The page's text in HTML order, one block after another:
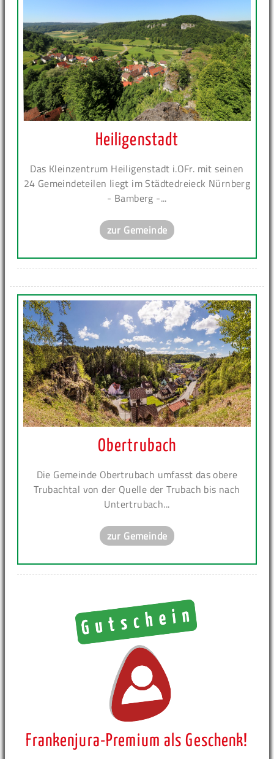
Heiligenstadt
Das Kleinzentrum Heiligenstadt i.OFr. mit seinen
24 Gemeindeteilen liegt im Städtedreieck Nürnberg
- Bamberg -...
zur Gemeinde
Obertrubach
Die Gemeinde Obertrubach umfasst das obere
Trubachtal von der Quelle der Trubach bis nach
Untertrubach...
zur Gemeinde
Frankenjura-Premium als Geschenk!